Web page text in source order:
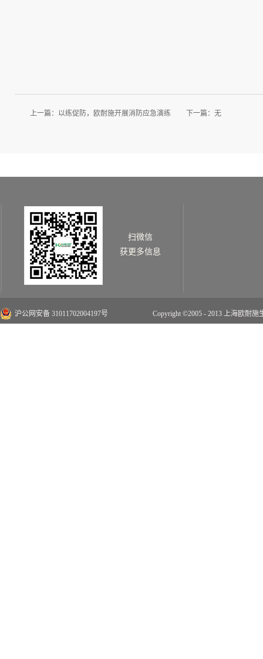
上一篇： 以练促防，欧耐施开展消防应急演练 下一篇：无
扫微信
获更多信息
沪公网安备 31011702004197号 Copyright ©2005 - 2013 上海欧耐施